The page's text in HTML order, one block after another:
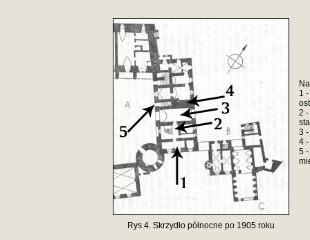
1
2
3
4
5
Rys.4. Skrzydło północne po 1905 roku